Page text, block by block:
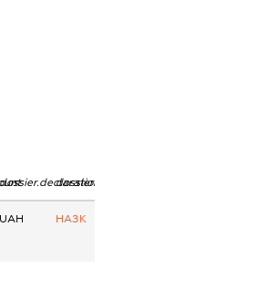
dossier.declarations.source
UAH НАЗК